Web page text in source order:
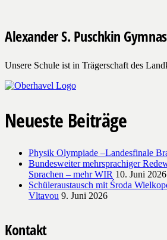
Alexander S. Puschkin
Unsere Schule ist in Trägerschaft des
Neueste Beiträge
Physik Olympiade –Landesfinale
Bundesweiter mehrsprachiger
Sprachen – mehr WIR 10. Juni 2026
Schüleraustausch mit Środa
Vltavou 9. Juni 2026
Kontakt